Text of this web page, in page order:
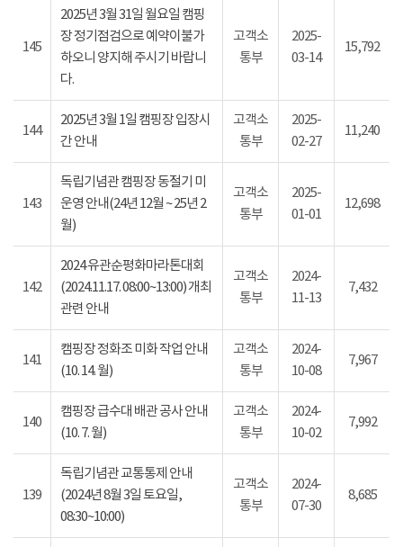
145
2025년 3월 31일 월요일 캠핑
장 정기점검으로 예약이불가
하오니 양지해 주시기 바랍니
다.
고객소
통부
2025-
03-14
15,792
144
2025년 3월 1일 캠핑장 입장시
간 안내
고객소
통부
2025-
02-27
11,240
143
독립기념관 캠핑장 동절기 미
운영 안내(24년 12월 ~ 25년 2
월)
고객소
통부
2025-
01-01
12,698
142
2024 유관순평화마라톤대회
(2024.11.17. 08:00~13:00) 개최
관련 안내
고객소
통부
2024-
11-13
7,432
141
캠핑장 정화조 미화 작업 안내
(10. 14. 월)
고객소
통부
2024-
10-08
7,967
140
캠핑장 급수대 배관 공사 안내
(10. 7. 월)
고객소
통부
2024-
10-02
7,992
139
독립기념관 교통통제 안내
(2024년 8월 3일 토요일,
08:30~10:00)
고객소
통부
2024-
07-30
8,685